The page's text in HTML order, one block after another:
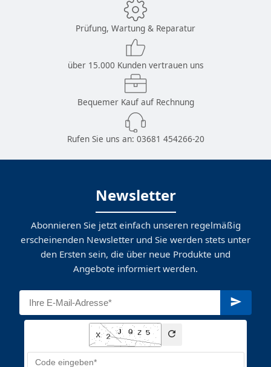
Prüfung, Wartung & Reparatur
über 15.000 Kunden vertrauen uns
Bequemer Kauf auf Rechnung
Rufen Sie uns an: 03681 454266-20
Newsletter
Abonnieren Sie jetzt einfach unseren regelmäßig
erscheinenden Newsletter und Sie werden stets unter
den Ersten sein, die über neue Produkte und
Angebote informiert werden.